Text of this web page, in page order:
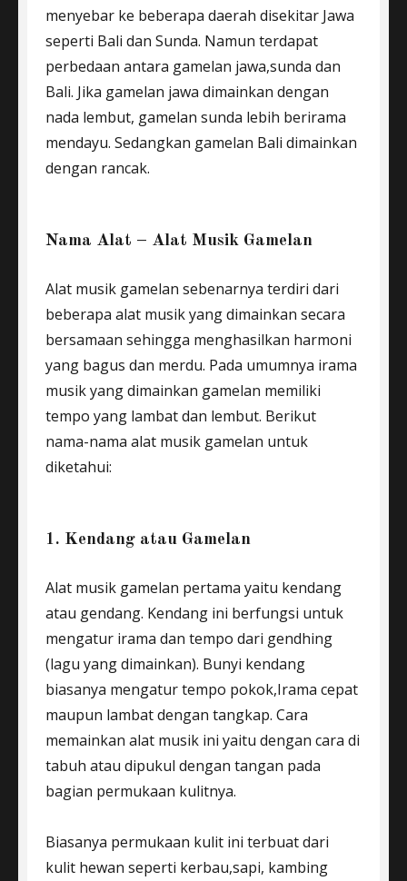
menyebar ke beberapa daerah disekitar Jawa
seperti Bali dan Sunda. Namun terdapat
perbedaan antara gamelan jawa,sunda dan
Bali. Jika gamelan jawa dimainkan dengan
nada lembut, gamelan sunda lebih berirama
mendayu. Sedangkan gamelan Bali dimainkan
dengan rancak.
Nama Alat – Alat Musik Gamelan
Alat musik gamelan sebenarnya terdiri dari
beberapa alat musik yang dimainkan secara
bersamaan sehingga menghasilkan harmoni
yang bagus dan merdu. Pada umumnya irama
musik yang dimainkan gamelan memiliki
tempo yang lambat dan lembut. Berikut
nama-nama alat musik gamelan untuk
diketahui:
1. Kendang atau Gamelan
Alat musik gamelan pertama yaitu kendang
atau gendang. Kendang ini berfungsi untuk
mengatur irama dan tempo dari gendhing
(lagu yang dimainkan). Bunyi kendang
biasanya mengatur tempo pokok,Irama cepat
maupun lambat dengan tangkap. Cara
memainkan alat musik ini yaitu dengan cara di
tabuh atau dipukul dengan tangan pada
bagian permukaan kulitnya.
Biasanya permukaan kulit ini terbuat dari
kulit hewan seperti kerbau,sapi, kambing